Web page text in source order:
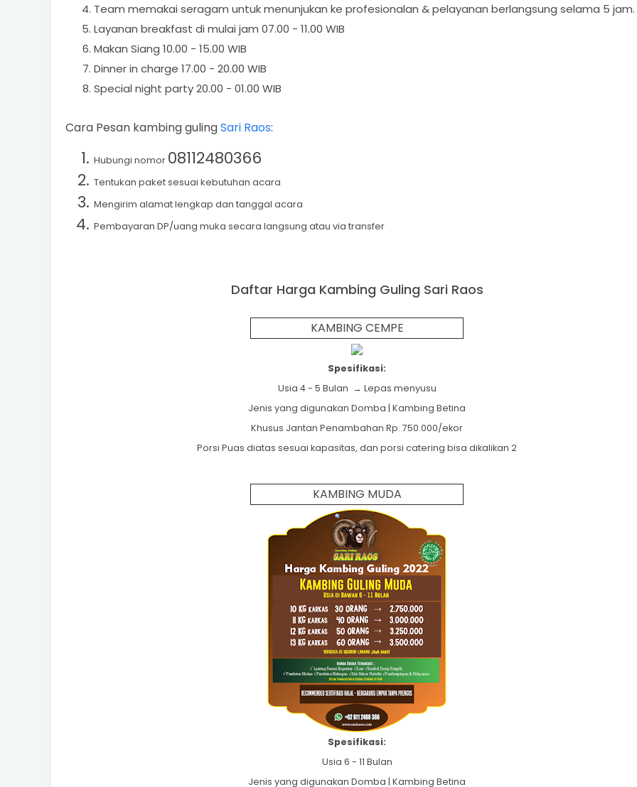
Team memakai seragam untuk menunjukan ke profesionalan & pelayanan berlangsung selama 5 jam.
Layanan breakfast di mulai jam 07.00 - 11.00 WIB
Makan Siang 10.00 - 15.00 WIB
Dinner in charge 17.00 - 20.00 WIB
Special night party 20.00 - 01.00 WIB
Cara Pesan kambing gulingSari Raos:
Hubungi nomor 08112480366
Tentukan paket sesuai kebutuhan acara
Mengirim alamat lengkap dan tanggal acara
Pembayaran DP/uang muka secara langsung atau via transfer
Daftar Harga Kambing Guling Sari Raos
KAMBING CEMPE
Spesifikasi:
Usia 4 - 5 Bulan → Lepas menyusu
Jenis yang digunakan Domba | Kambing Betina
Khusus Jantan Penambahan Rp. 750.000/ekor
Porsi Puas diatas sesuai kapasitas, dan porsi catering bisa dikalikan 2
KAMBING MUDA
Spesifikasi:
Usia 6 - 11 Bulan
Jenis yang digunakan Domba | Kambing Betina